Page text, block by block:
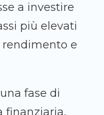
a investire
più elevati
e
fase di
finanziaria,